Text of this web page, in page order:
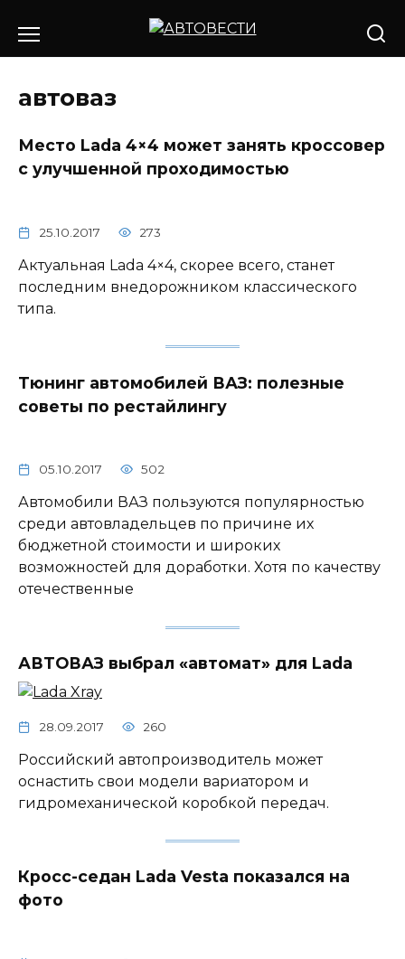
содержанию
автоваз
Место Lada 4×4 может занять кроссовер
с улучшенной проходимостью
25.10.2017 273
Актуальная Lada 4×4, скорее всего, станет
последним внедорожником классического
типа.
Тюнинг автомобилей ВАЗ: полезные
советы по рестайлингу
05.10.2017 502
Автомобили ВАЗ пользуются популярностью
среди автовладельцев по причине их
бюджетной стоимости и широких
возможностей для доработки. Хотя по качеству
отечественные
АВТОВАЗ выбрал «автомат» для Lada
28.09.2017 260
Российский автопроизводитель может
оснастить свои модели вариатором и
гидромеханической коробкой передач.
Кросс-седан Lada Vesta показался на
фото